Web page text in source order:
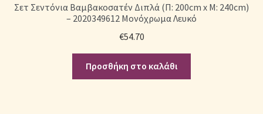
Σετ Σεντόνια Βαμβακοσατέν Διπλά (Π: 200cm x Μ: 240cm)
– 2020349612 Μονόχρωμα Λευκό
€54.70
Προσθήκη στο καλάθι